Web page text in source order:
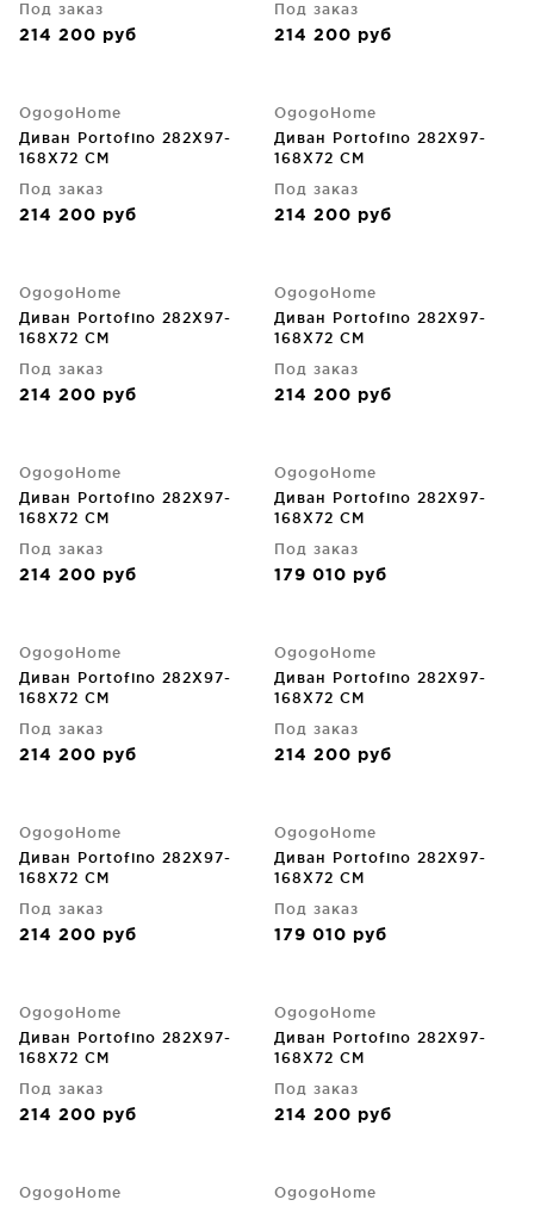
Под заказ
214 200 руб
Под заказ
214 200 руб
OgogoHome
Диван Portofino 282X97-
168X72 CM
Под заказ
214 200 руб
OgogoHome
Диван Portofino 282X97-
168X72 CM
Под заказ
214 200 руб
OgogoHome
Диван Portofino 282X97-
168X72 CM
Под заказ
214 200 руб
OgogoHome
Диван Portofino 282X97-
168X72 CM
Под заказ
214 200 руб
OgogoHome
Диван Portofino 282X97-
168X72 CM
Под заказ
214 200 руб
OgogoHome
Диван Portofino 282X97-
168X72 CM
Под заказ
179 010 руб
OgogoHome
Диван Portofino 282X97-
168X72 CM
Под заказ
214 200 руб
OgogoHome
Диван Portofino 282X97-
168X72 CM
Под заказ
214 200 руб
OgogoHome
Диван Portofino 282X97-
168X72 CM
Под заказ
214 200 руб
OgogoHome
Диван Portofino 282X97-
168X72 CM
Под заказ
179 010 руб
OgogoHome
Диван Portofino 282X97-
168X72 CM
Под заказ
214 200 руб
OgogoHome
Диван Portofino 282X97-
168X72 CM
Под заказ
214 200 руб
OgogoHome
OgogoHome